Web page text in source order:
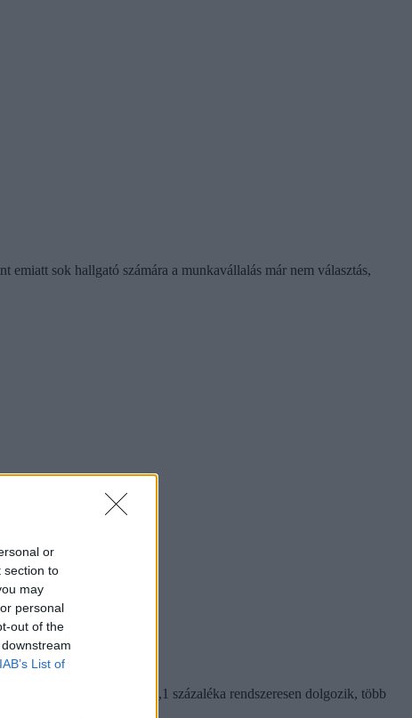
or
section to
may
personal
out of the
IAB’s List of
emiatt sok hallgató számára a munkavállalás már nem választás,
A munkát vállalók 72,1 százaléka rendszeresen dolgozik, több